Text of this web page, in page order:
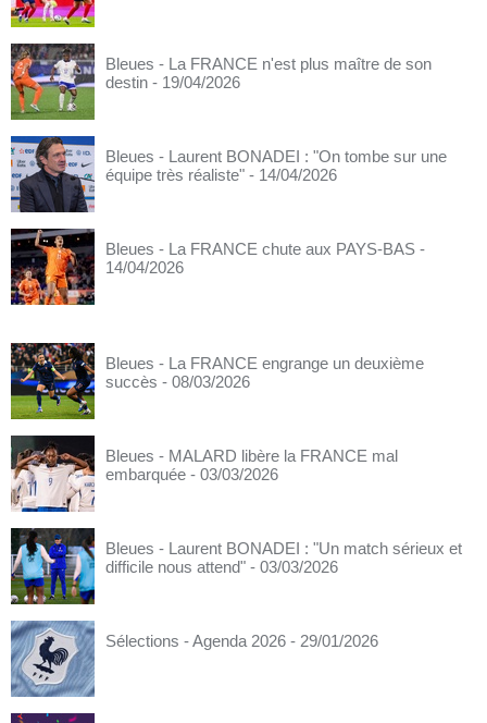
Bleues - La FRANCE n'est plus maître de son
destin - 19/04/2026
Bleues - Laurent BONADEI : "On tombe sur une
équipe très réaliste" - 14/04/2026
Bleues - La FRANCE chute aux PAYS-BAS -
14/04/2026
Bleues - La FRANCE engrange un deuxième
succès - 08/03/2026
Bleues - MALARD libère la FRANCE mal
embarquée - 03/03/2026
Bleues - Laurent BONADEI : "Un match sérieux et
difficile nous attend" - 03/03/2026
Sélections - Agenda 2026 - 29/01/2026